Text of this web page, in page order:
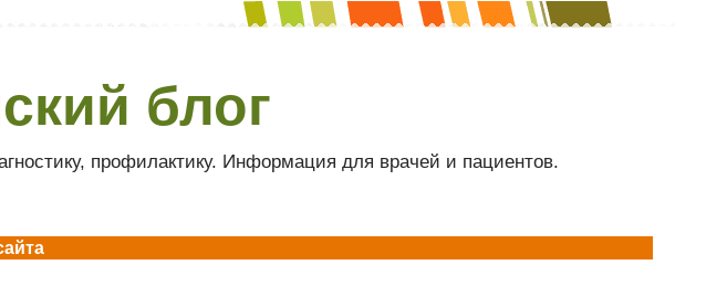
блог
профилактику. Информация для врачей и пациентов.